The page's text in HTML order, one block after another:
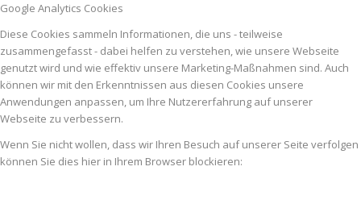
Google Analytics Cookies
Diese Cookies sammeln Informationen, die uns - teilweise
zusammengefasst - dabei helfen zu verstehen, wie unsere Webseite
genutzt wird und wie effektiv unsere Marketing-Maßnahmen sind. Auch
können wir mit den Erkenntnissen aus diesen Cookies unsere
Anwendungen anpassen, um Ihre Nutzererfahrung auf unserer
Webseite zu verbessern.
Wenn Sie nicht wollen, dass wir Ihren Besuch auf unserer Seite verfolgen
können Sie dies hier in Ihrem Browser blockieren: